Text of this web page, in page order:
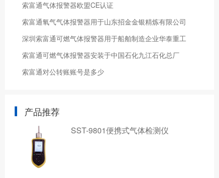
索富通气体报警器欧盟CE认证
索富通氧气气体报警器用于山东招金金银精炼有限公司
深圳索富通可燃气体报警器用于船舶制造企业华泰重工
索富通可燃气体报警器安装于中国石化九江石化总厂
索富通对公转账账号是多少
产品推荐
SST-9801便携式气体检测仪